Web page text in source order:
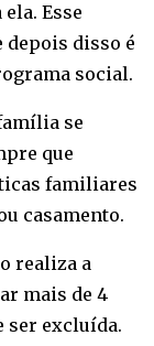
Esse
depois disso é
social.
se
que
familiares
casamento.
realiza a
mais de 4
ser excluída.